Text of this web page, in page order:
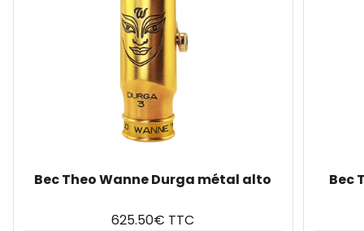
Bec Theo Wanne Durga métal alto
625.50€ TTC
Bec